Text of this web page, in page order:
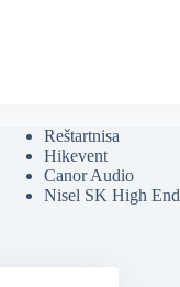
Reštartnisa
Hikevent
Canor Audio
Nisel SK High End